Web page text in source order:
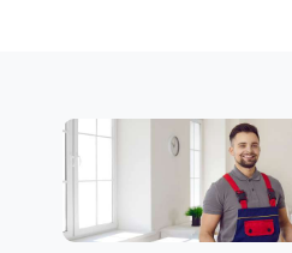
Beiladung
National